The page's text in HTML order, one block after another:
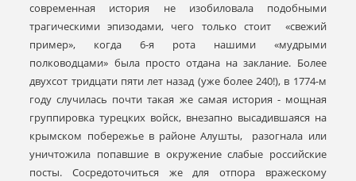
современная история не изобиловала подобными
трагическими эпизодами, чего только стоит «свежий
пример», когда 6-я рота нашими «мудрыми
полководцами» была просто отдана на заклание. Более
двухсот тридцати пяти лет назад (уже более 240!), в 1774-м
году случилась почти такая же самая история - мощная
группировка турецких войск, внезапно высадившаяся на
крымском побережье в районе Алушты, разогнала или
уничтожила попавшие в окружение слабые российские
посты. Сосредоточиться же для отпора вражескому